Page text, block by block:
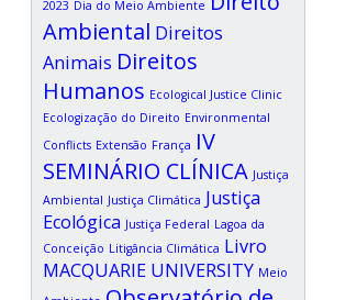
2023 Dia do Meio Ambiente
Ambiental Direitos
Animais Direitos
Humanos Ecological Justice Clinic
Ecologização do Direito Environmental
Conflicts Extensão França IV
SEMINÁRIO CLÍNICA Justiça
Ambiental Justiça Climática Justiça
Ecológica Justiça Federal Lagoa da
Conceição Litigância Climática Livro
MACQUARIE UNIVERSITY Meio